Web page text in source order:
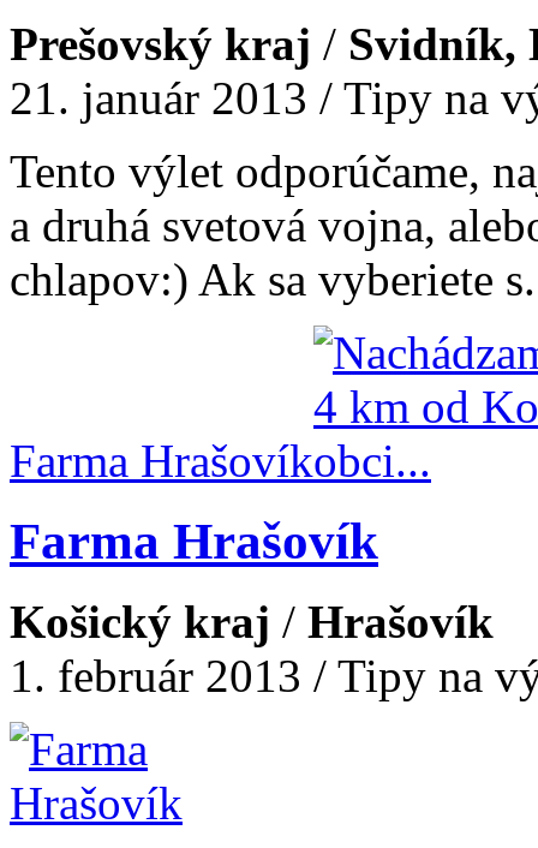
Prešovský kraj / Svidník,
21. január 2013 / Tipy na
Tento výlet odporúčame,
a druhá svetová vojna,
chlapov:) Ak sa vyberiete
Farma Hrašovík
Farma Hrašovík
Košický kraj / Hrašovík
1. február 2013 / Tipy na